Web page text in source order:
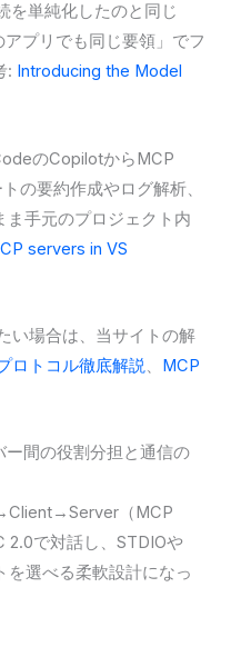
を単純化したのと同じ
プリでも同じ要領」でフ
: Introducing the Model
のCopilotからMCP
の要約作成やログ解析、
ま手元のプロジェクト内
servers in VS
い場合は、当サイトの解
ロトコル徹底解説、 MCP
間の役割分担と通信の
（MCP
で対話し、STDIOや
を選べる柔軟設計になっ